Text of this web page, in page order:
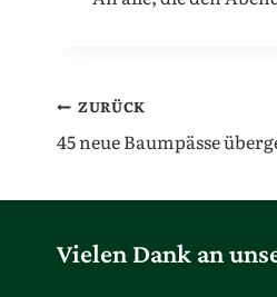
ZURÜCK
45 neue Baumpässe
Vielen Dank an